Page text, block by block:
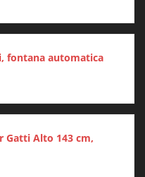
fontana automatica
Gatti Alto 143 cm,